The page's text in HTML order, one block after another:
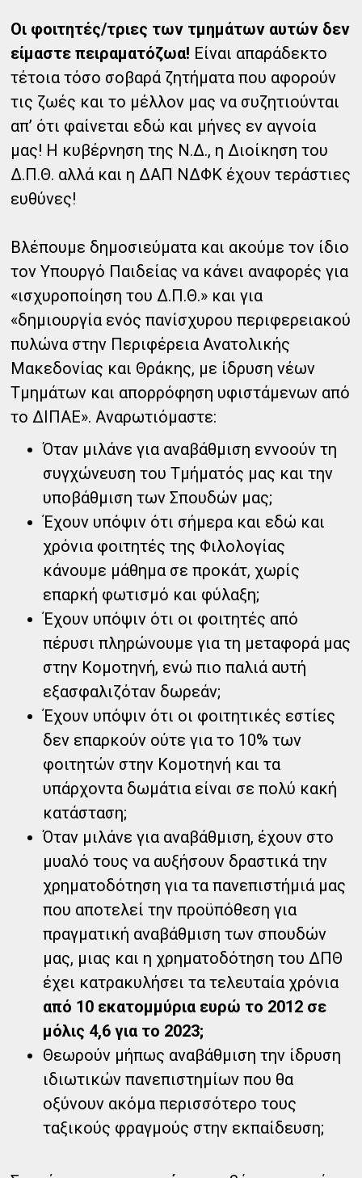
Οι φοιτητές/τριες των τμημάτων αυτών δεν
είμαστε πειραματόζωα! Είναι απαράδεκτο
τέτοια τόσο σοβαρά ζητήματα που αφορούν
τις ζωές και το μέλλον μας να συζητιούνται
απ’ ότι φαίνεται εδώ και μήνες εν αγνοία
μας! Η κυβέρνηση της Ν.Δ., η Διοίκηση του
Δ.Π.Θ. αλλά και η ΔΑΠ ΝΔΦΚ έχουν τεράστιες
ευθύνες!
Βλέπουμε δημοσιεύματα και ακούμε τον ίδιο
τον Υπουργό Παιδείας να κάνει αναφορές για
«ισχυροποίηση του Δ.Π.Θ.» και για
«δημιουργία ενός πανίσχυρου περιφερειακού
πυλώνα στην Περιφέρεια Ανατολικής
Μακεδονίας και Θράκης, με ίδρυση νέων
Τμημάτων και απορρόφηση υφιστάμενων από
το ΔΙΠΑΕ». Αναρωτιόμαστε:
Όταν μιλάνε για αναβάθμιση εννοούν τη
συγχώνευση του Τμήματός μας και την
υποβάθμιση των Σπουδών μας;
Έχουν υπόψιν ότι σήμερα και εδώ και
χρόνια φοιτητές της Φιλολογίας
κάνουμε μάθημα σε προκάτ, χωρίς
επαρκή φωτισμό και φύλαξη;
Έχουν υπόψιν ότι οι φοιτητές από
πέρυσι πληρώνουμε για τη μεταφορά μας
στην Κομοτηνή, ενώ πιο παλιά αυτή
εξασφαλιζόταν δωρεάν;
Έχουν υπόψιν ότι οι φοιτητικές εστίες
δεν επαρκούν ούτε για το 10% των
φοιτητών στην Κομοτηνή και τα
υπάρχοντα δωμάτια είναι σε πολύ κακή
κατάσταση;
Όταν μιλάνε για αναβάθμιση, έχουν στο
μυαλό τους να αυξήσουν δραστικά την
χρηματοδότηση για τα πανεπιστήμιά μας
που αποτελεί την προϋπόθεση για
πραγματική αναβάθμιση των σπουδών
μας, μιας και η χρηματοδότηση του ΔΠΘ
έχει κατρακυλήσει τα τελευταία χρόνια
από 10 εκατομμύρια ευρώ το 2012 σε
μόλις 4,6 για το 2023;
Θεωρούν μήπως αναβάθμιση την ίδρυση
ιδιωτικών πανεπιστημίων που θα
οξύνουν ακόμα περισσότερο τους
ταξικούς φραγμούς στην εκπαίδευση;